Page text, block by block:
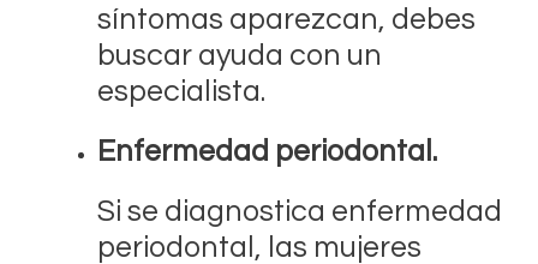
síntomas aparezcan, debes
buscar ayuda con un
especialista.
Enfermedad periodontal.
Si se diagnostica enfermedad
periodontal, las mujeres